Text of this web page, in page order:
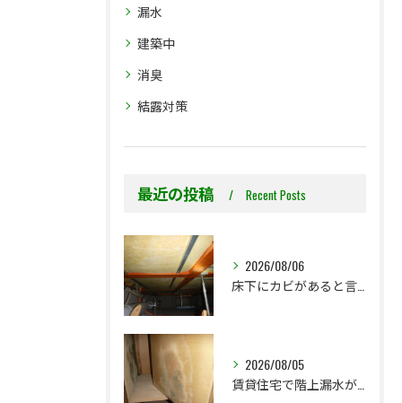
漏水
建築中
消臭
結露対策
最近の投稿 Recent Posts
2026/08/06
2026/08/05